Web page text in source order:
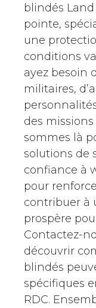
blindés
pointe,
une
conditions
ayez besoin
militaires,
des
sommes là
solutions de
confiance à
pour
contribuer à
prospère
Contactez-
découvrir
blindés
spécifiques
RDC.